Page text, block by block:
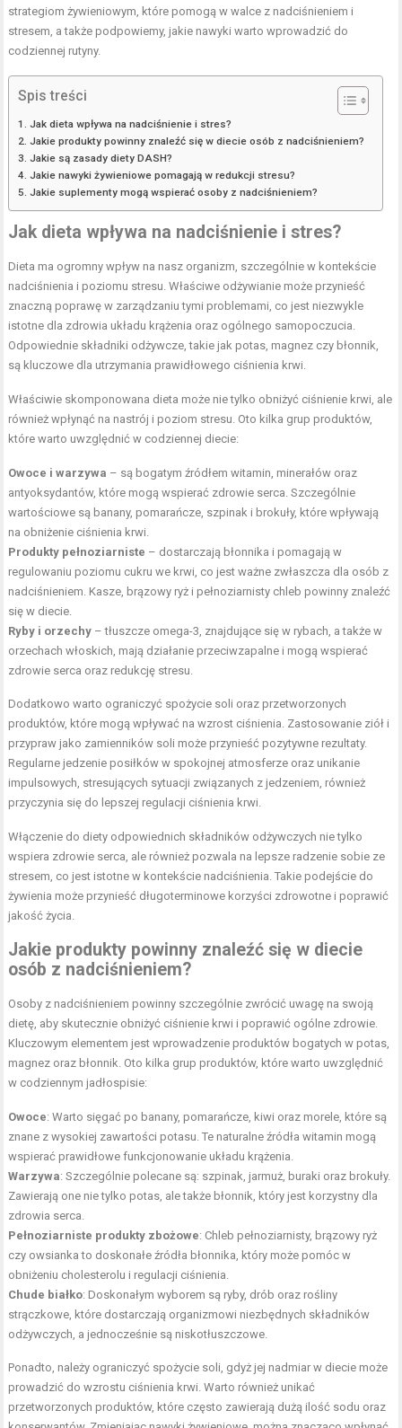
strategiom żywieniowym, które pomogą w walce z nadciśnieniem i
stresem, a także podpowiemy, jakie nawyki warto wprowadzić do
codziennej rutyny.
Spis treści
Jak dieta wpływa na nadciśnienie i stres?
Jakie produkty powinny znaleźć się w diecie osób z nadciśnieniem?
Jakie są zasady diety DASH?
Jakie nawyki żywieniowe pomagają w redukcji stresu?
Jakie suplementy mogą wspierać osoby z nadciśnieniem?
Jak dieta wpływa na nadciśnienie i stres?
Dieta ma ogromny wpływ na nasz organizm, szczególnie w kontekście
nadciśnienia i poziomu stresu. Właściwe odżywianie może przynieść
znaczną poprawę w zarządzaniu tymi problemami, co jest niezwykle
istotne dla zdrowia układu krążenia oraz ogólnego samopoczucia.
Odpowiednie składniki odżywcze, takie jak potas, magnez czy błonnik,
są kluczowe dla utrzymania prawidłowego ciśnienia krwi.
Właściwie skomponowana dieta może nie tylko obniżyć ciśnienie krwi, ale
również wpłynąć na nastrój i poziom stresu. Oto kilka grup produktów,
które warto uwzględnić w codziennej diecie:
Owoce i warzywa – są bogatym źródłem witamin, minerałów oraz
antyoksydantów, które mogą wspierać zdrowie serca. Szczególnie
wartościowe są banany, pomarańcze, szpinak i brokuły, które wpływają
na obniżenie ciśnienia krwi.
Produkty pełnoziarniste – dostarczają błonnika i pomagają w
regulowaniu poziomu cukru we krwi, co jest ważne zwłaszcza dla osób z
nadciśnieniem. Kasze, brązowy ryż i pełnoziarnisty chleb powinny znaleźć
się w diecie.
Ryby i orzechy – tłuszcze omega-3, znajdujące się w rybach, a także w
orzechach włoskich, mają działanie przeciwzapalne i mogą wspierać
zdrowie serca oraz redukcję stresu.
Dodatkowo warto ograniczyć spożycie soli oraz przetworzonych
produktów, które mogą wpływać na wzrost ciśnienia. Zastosowanie ziół i
przypraw jako zamienników soli może przynieść pozytywne rezultaty.
Regularne jedzenie posiłków w spokojnej atmosferze oraz unikanie
impulsowych, stresujących sytuacji związanych z jedzeniem, również
przyczynia się do lepszej regulacji ciśnienia krwi.
Włączenie do diety odpowiednich składników odżywczych nie tylko
wspiera zdrowie serca, ale również pozwala na lepsze radzenie sobie ze
stresem, co jest istotne w kontekście nadciśnienia. Takie podejście do
żywienia może przynieść długoterminowe korzyści zdrowotne i poprawić
jakość życia.
Jakie produkty powinny znaleźć się w diecie
osób z nadciśnieniem?
Osoby z nadciśnieniem powinny szczególnie zwrócić uwagę na swoją
dietę, aby skutecznie obniżyć ciśnienie krwi i poprawić ogólne zdrowie.
Kluczowym elementem jest wprowadzenie produktów bogatych w potas,
magnez oraz błonnik. Oto kilka grup produktów, które warto uwzględnić
w codziennym jadłospisie:
Owoce: Warto sięgać po banany, pomarańcze, kiwi oraz morele, które są
znane z wysokiej zawartości potasu. Te naturalne źródła witamin mogą
wspierać prawidłowe funkcjonowanie układu krążenia.
Warzywa: Szczególnie polecane są: szpinak, jarmuż, buraki oraz brokuły.
Zawierają one nie tylko potas, ale także błonnik, który jest korzystny dla
zdrowia serca.
Pełnoziarniste produkty zbożowe: Chleb pełnoziarnisty, brązowy ryż
czy owsianka to doskonałe źródła błonnika, który może pomóc w
obniżeniu cholesterolu i regulacji ciśnienia.
Chude białko: Doskonałym wyborem są ryby, drób oraz rośliny
strączkowe, które dostarczają organizmowi niezbędnych składników
odżywczych, a jednocześnie są niskotłuszczowe.
Ponadto, należy ograniczyć spożycie soli, gdyż jej nadmiar w diecie może
prowadzić do wzrostu ciśnienia krwi. Warto również unikać
przetworzonych produktów, które często zawierają dużą ilość sodu oraz